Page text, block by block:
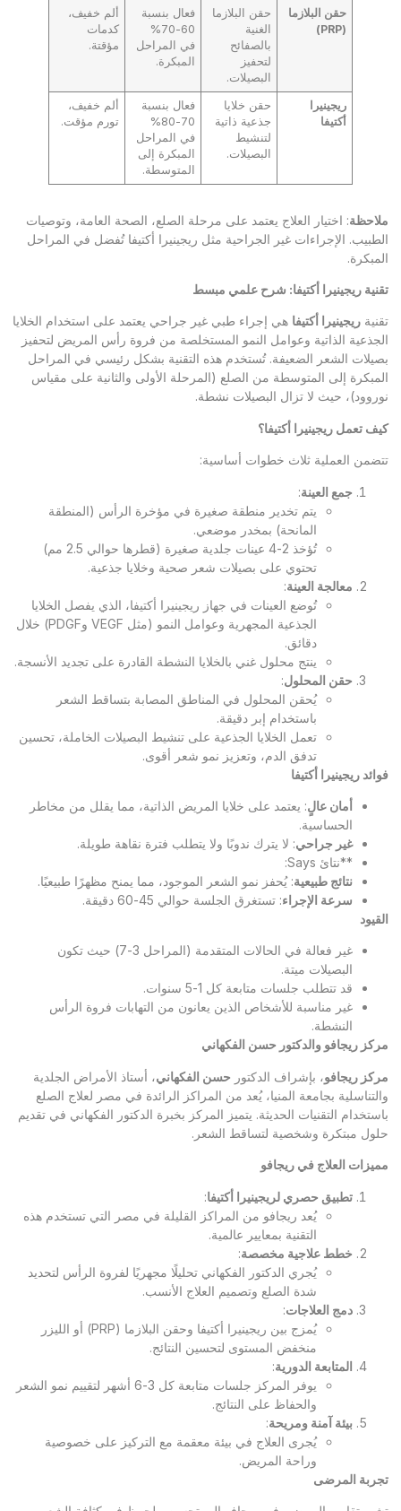
حقن البلازما
(
PRP
)
حقن البلازما
الغنية
بالصفائح
لتحفيز
البصيلات.
فعال بنسبة
60-70%
في المراحل
المبكرة.
ألم خفيف،
كدمات
مؤقتة.
ريجينيرا
أكتيفا
حقن خلايا
جذعية ذاتية
لتنشيط
البصيلات.
فعال بنسبة
70-80%
في المراحل
المبكرة إلى
المتوسطة.
ألم خفيف،
تورم مؤقت.
ملاحظة: اختيار العلاج يعتمد على مرحلة الصلع، الصحة العامة، وتوصيات
الطبيب. الإجراءات غير الجراحية مثل ريجينيرا أكتيفا تُفضل في المراحل
المبكرة.
تقنية ريجينيرا أكتيفا: شرح علمي مبسط
تقنية ريجينيرا أكتيفا هي إجراء طبي غير جراحي يعتمد على استخدام الخلايا
الجذعية الذاتية وعوامل النمو المستخلصة من فروة رأس المريض لتحفيز
بصيلات الشعر الضعيفة. تُستخدم هذه التقنية بشكل رئيسي في المراحل
المبكرة إلى المتوسطة من الصلع (المرحلة الأولى والثانية على مقياس
نوروود)، حيث لا تزال البصيلات نشطة.
كيف تعمل ريجينيرا أكتيفا؟
تتضمن العملية ثلاث خطوات أساسية:
جمع العينة:
يتم تخدير منطقة صغيرة في مؤخرة الرأس (المنطقة
المانحة) بمخدر موضعي.
تُؤخذ 2-4 عينات جلدية صغيرة (قطرها حوالي 2.5 مم)
تحتوي على بصيلات شعر صحية وخلايا جذعية.
معالجة العينة:
تُوضع العينات في جهاز ريجينيرا أكتيفا، الذي يفصل الخلايا
الجذعية المجهرية وعوامل النمو (مثل VEGF وPDGF) خلال
دقائق.
ينتج محلول غني بالخلايا النشطة القادرة على تجديد الأنسجة.
حقن المحلول:
يُحقن المحلول في المناطق المصابة بتساقط الشعر
باستخدام إبر دقيقة.
تعمل الخلايا الجذعية على تنشيط البصيلات الخاملة، تحسين
تدفق الدم، وتعزيز نمو شعر أقوى.
فوائد ريجينيرا أكتيفا
أمان عالٍ: يعتمد على خلايا المريض الذاتية، مما يقلل من مخاطر
الحساسية.
غير جراحي: لا يترك ندوبًا ولا يتطلب فترة نقاهة طويلة.
**نتائ Says:
نتائج طبيعية: يُحفز نمو الشعر الموجود، مما يمنح مظهرًا طبيعيًا.
سرعة الإجراء: تستغرق الجلسة حوالي 45-60 دقيقة.
القيود
غير فعالة في الحالات المتقدمة (المراحل 3-7) حيث تكون
البصيلات ميتة.
قد تتطلب جلسات متابعة كل 1-5 سنوات.
غير مناسبة للأشخاص الذين يعانون من التهابات فروة الرأس
النشطة.
مركز ريجافو والدكتور حسن الفكهاني
مركز ريجافو، بإشراف الدكتور حسن الفكهاني، أستاذ الأمراض الجلدية
والتناسلية بجامعة المنيا، يُعد من المراكز الرائدة في مصر لعلاج الصلع
باستخدام التقنيات الحديثة. يتميز المركز بخبرة الدكتور الفكهاني في تقديم
حلول مبتكرة وشخصية لتساقط الشعر.
مميزات العلاج في ريجافو
تطبيق حصري لريجينيرا أكتيفا:
يُعد ريجافو من المراكز القليلة في مصر التي تستخدم هذه
التقنية بمعايير عالمية.
خطط علاجية مخصصة:
يُجري الدكتور الفكهاني تحليلًا مجهريًا لفروة الرأس لتحديد
شدة الصلع وتصميم العلاج الأنسب.
دمج العلاجات:
يُمزج بين ريجينيرا أكتيفا وحقن البلازما (PRP) أو الليزر
منخفض المستوى لتحسين النتائج.
المتابعة الدورية:
يوفر المركز جلسات متابعة كل 3-6 أشهر لتقييم نمو الشعر
والحفاظ على النتائج.
بيئة آمنة ومريحة:
يُجرى العلاج في بيئة معقمة مع التركيز على خصوصية
وراحة المريض.
تجربة المرضى